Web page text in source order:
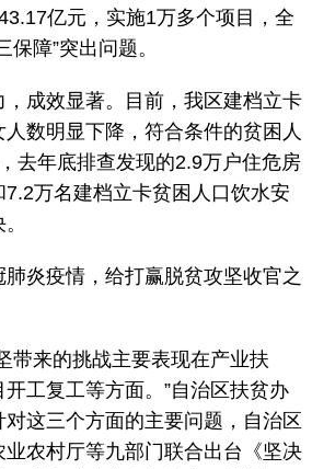
亿元，实施1万多个项目，全
保障”突出问题。
成效显著。目前，我区建档立卡
数明显下降，符合条件的贫困人
去年底排查发现的2.9万户住危房
万名建档立卡贫困人口饮水安
疫情，给打赢脱贫攻坚收官之
来的挑战主要表现在产业扶
工复工等方面。”自治区扶贫办
这三个方面的主要问题，自治区
农村厅等九部门联合出台《坚决